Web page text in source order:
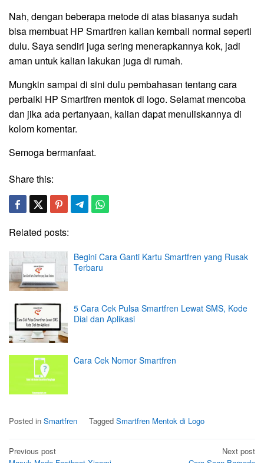
Nah, dengan beberapa metode di atas biasanya sudah
bisa membuat HP Smartfren kalian kembali normal seperti
dulu. Saya sendiri juga sering menerapkannya kok, jadi
aman untuk kalian lakukan juga di rumah.
Mungkin sampai di sini dulu pembahasan tentang cara
perbaiki HP Smartfren mentok di logo. Selamat mencoba
dan jika ada pertanyaan, kalian dapat menuliskannya di
kolom komentar.
Semoga bermanfaat.
Share this:
Related posts:
Begini Cara Ganti Kartu Smartfren yang Rusak
Terbaru
5 Cara Cek Pulsa Smartfren Lewat SMS, Kode
Dial dan Aplikasi
Cara Cek Nomor Smartfren
Posted in Smartfren Tagged Smartfren Mentok di Logo
Post
Previous post
Next post